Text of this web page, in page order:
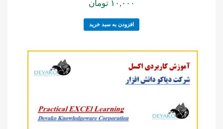
۱۰,۰۰۰ تومان
افزودن به سبد خرید